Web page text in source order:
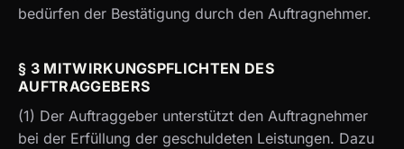
bedürfen der Bestätigung durch den Auftragnehmer.
§ 3 MITWIRKUNGSPFLICHTEN DES
AUFTRAGGEBERS
(1) Der Auftraggeber unterstützt den Auftragnehmer
bei der Erfüllung der geschuldeten Leistungen. Dazu